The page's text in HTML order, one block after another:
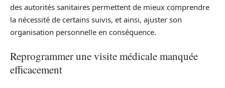
des autorités sanitaires permettent de mieux comprendre
la nécessité de certains suivis, et ainsi, ajuster son
organisation personnelle en conséquence.
Reprogrammer une visite médicale manquée
efficacement